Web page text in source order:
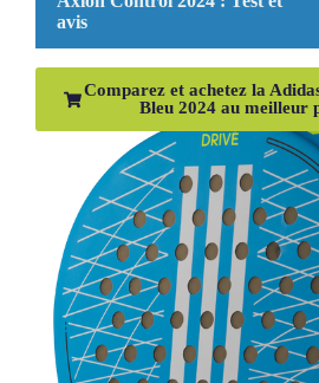
avis
Comparez et achetez la
Bleu 2024 au meilleur